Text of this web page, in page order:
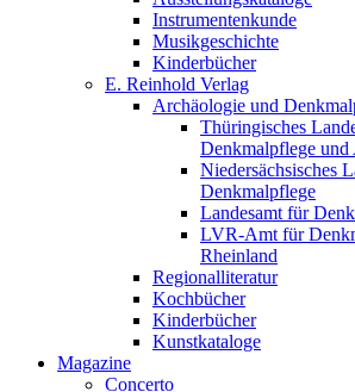
Instrumentenkunde
Musikgeschichte
Kinderbücher
E. Reinhold Verlag
Archäologie und
Thüringisches
Denkmalpflege und
Niedersächsisches
Denkmalpflege
Landesamt für
LVR-Amt für
Rheinland
Regionalliteratur
Kochbücher
Kinderbücher
Kunstkataloge
Magazine
Concerto